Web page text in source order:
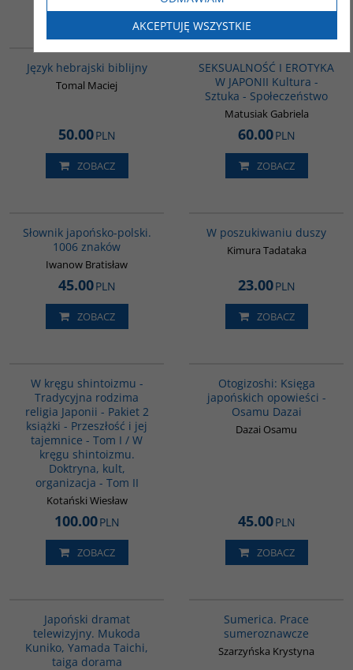
G120
Język hebrajski biblijny
Tomal Maciej
50.00PLN
ZOBACZ
BESTSELLER
G1217
SEKSUALNOŚĆ I EROTYKA
W JAPONII Kultura -
Sztuka - Społeczeństwo
Matusiak Gabriela
60.00PLN
ZOBACZ
Słownik japońsko-polski.
1006 znaków
Iwanow Bratisław
45.00PLN
ZOBACZ
W poszukiwaniu duszy
Kimura Tadataka
23.00PLN
ZOBACZ
W kręgu shintoizmu -
Tradycyjna rodzima
religia Japonii - Pakiet 2
książki - Przeszłość i jej
tajemnice - Tom I / W
kręgu shintoizmu.
Doktryna, kult,
organizacja - Tom II
Kotański Wiesław
100.00PLN
ZOBACZ
Otogizoshi: Księga
japońskich opowieści -
Osamu Dazai
Dazai Osamu
45.00PLN
ZOBACZ
Japoński dramat
telewizyjny. Mukoda
Kuniko, Yamada Taichi,
taiga dorama
Sumerica. Prace
sumeroznawcze
Szarzyńska Krystyna
AKCEPTUJĘ WSZYSTKIE